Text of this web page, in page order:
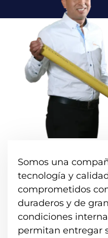
Somos una
tecnología y
comprometidos
duraderos y de
condiciones
permitan entregar